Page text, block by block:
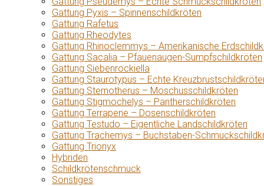
Gattung Pyxis – Spinnenschildkröten
Gattung Rafetus
Gattung Rheodytes
Gattung Rhinoclemmys – Amerikanische
Gattung Sacalia – Pfauenaugen-Sumpfschildkröten
Gattung Siebenrockiella
Gattung Staurotypus – Echte
Gattung Sternotherus – Moschusschildkröten
Gattung Stigmochelys – Pantherschildkröten
Gattung Terrapene – Dosenschildkröten
Gattung Testudo – Eigentliche Landschildkröten
Gattung Trachemys – Buchstaben-
Gattung Trionyx
Hybriden
Schildkrötenschmuck
Sonstiges